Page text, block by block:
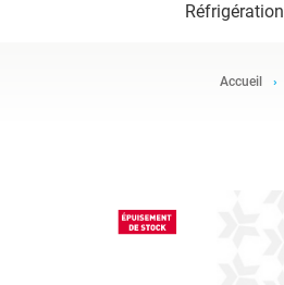
Réfrigération
Accueil